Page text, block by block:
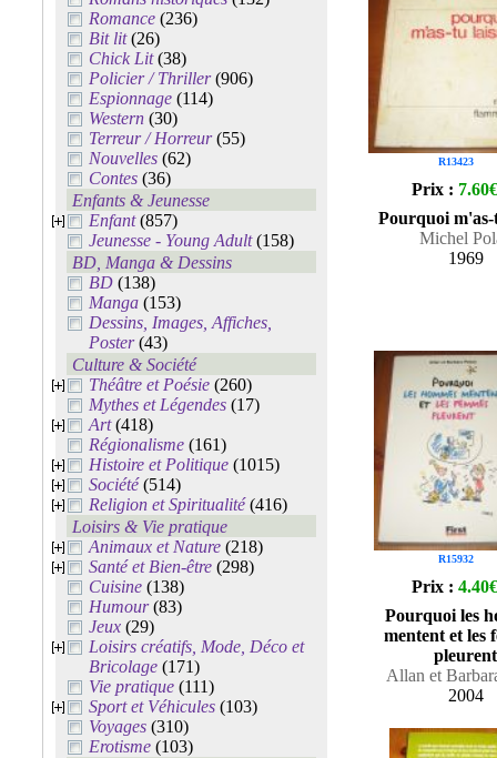
Romance (236)
Bit lit(26)
Chick Lit(38)
Policier / Thriller(906)
Espionnage (114)
Western (30)
Terreur / Horreur(55)
Nouvelles (62)
Contes (36)
Enfants & Jeunesse
Enfant(857)
Jeunesse - Young Adult(158)
BD, Manga & Dessins
BD (138)
Manga (153)
Dessins, Images, Affiches,
Poster(43)
Culture & Société
Théâtre et Poésie (260)
Mythes et Légendes (17)
Art(418)
Régionalisme (161)
Histoire et Politique (1015)
Société(514)
Religion et Spiritualité(416)
Loisirs & Vie pratique
Animaux et Nature (218)
Santé et Bien-être (298)
Cuisine (138)
Humour(83)
Jeux (29)
Loisirs créatifs, Mode, Déco et
Bricolage (171)
Vie pratique (111)
Sport et Véhicules (103)
Voyages (310)
Erotisme (103)
R13423
Prix : 7.60€
Pourquoi m'as-
Michel
1969
R15932
Prix : 4.40€
Pourquoi les
mentent et les
pleurent
Allan et
2004